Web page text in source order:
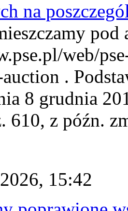
na
pod
web/
.
8 grudnia
610, z późn.
15:42